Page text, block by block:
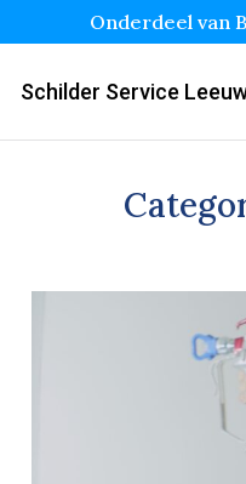
Onderdeel van
Schilder Service